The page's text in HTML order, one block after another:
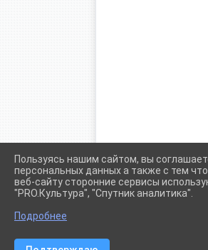
Сетевое издание (сайт)
Пользуясь нашим сайтом, вы
персональных данных а также с тем
веб-сайту сторонние сервисы
"PRO.Культура", "Спутник аналитика".
Подробнее